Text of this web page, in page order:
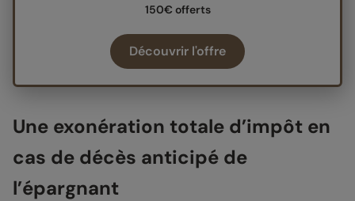
150€ offerts
Découvrir l'offre
Une exonération totale d’impôt en
cas de décès anticipé de
l’épargnant